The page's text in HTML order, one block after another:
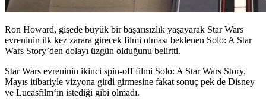
Ron Howard, gişede büyük bir başarısızlık yaşayarak Star Wars
evreninin ilk kez zarara girecek filmi olması beklenen Solo: A Star
Wars Story’den dolayı üzgün olduğunu belirtti.
Star Wars evreninin ikinci spin-off filmi Solo: A Star Wars Story,
Mayıs itibariyle vizyona girdi girmesine fakat sonuç pek de Disney
ve Lucasfilm‘in istediği gibi olmadı.